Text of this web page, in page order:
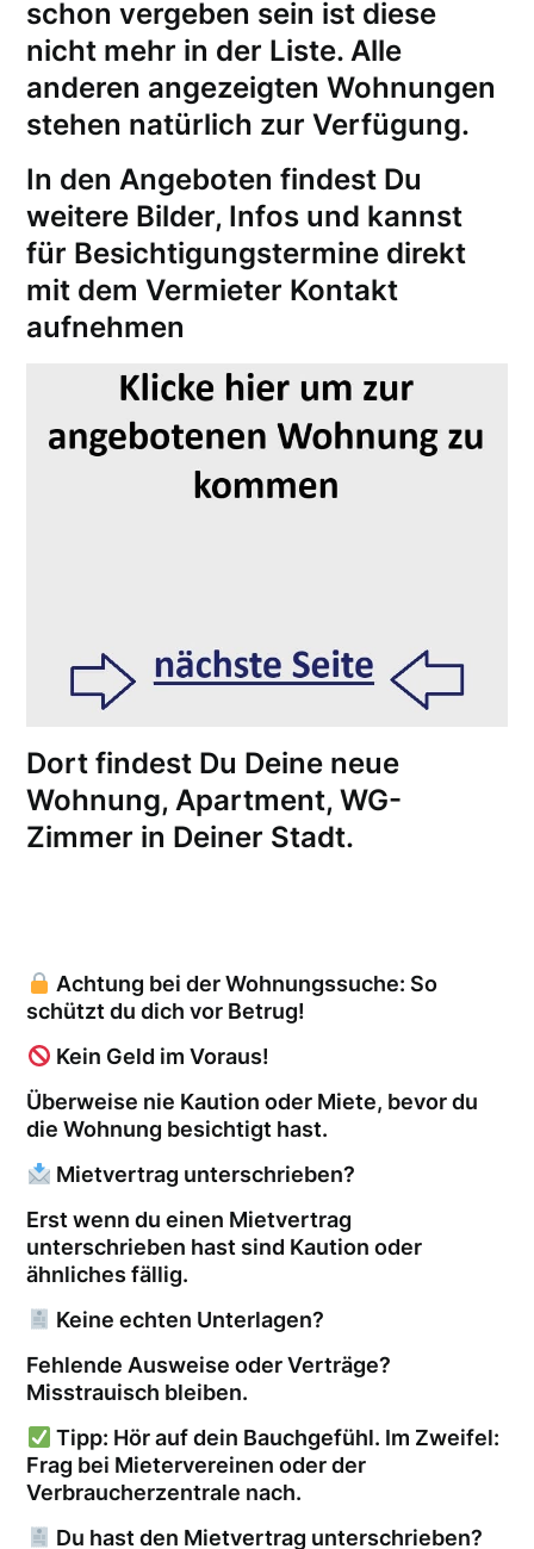
schon vergeben sein ist diese
nicht mehr in der Liste. Alle
anderen angezeigten Wohnungen
stehen natürlich zur Verfügung.
In den Angeboten findest Du
weitere Bilder, Infos und kannst
für Besichtigungstermine direkt
mit dem Vermieter Kontakt
aufnehmen
Dort findest Du Deine neue
Wohnung, Apartment, WG-
Zimmer in Deiner Stadt.
Achtung bei der Wohnungssuche: So
schützt du dich vor Betrug!
Kein Geld im Voraus!
Überweise nie Kaution oder Miete, bevor du
die Wohnung besichtigt hast.
Mietvertrag unterschrieben?
Erst wenn du einen Mietvertrag
unterschrieben hast sind Kaution oder
ähnliches fällig.
Keine echten Unterlagen?
Fehlende Ausweise oder Verträge?
Misstrauisch bleiben.
Tipp: Hör auf dein Bauchgefühl. Im Zweifel:
Frag bei Mietervereinen oder der
Verbraucherzentrale nach.
Du hast den Mietvertrag unterschrieben?